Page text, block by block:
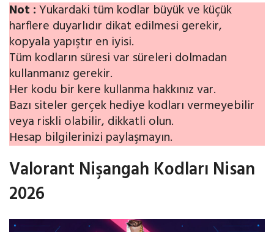
Not :Yukardaki tüm kodlar büyük ve küçük
harflere duyarlıdır dikat edilmesi gerekir,
kopyala yapıştır en iyisi.
Tüm kodların süresi var süreleri dolmadan
kullanmanız gerekir.
Her kodu bir kere kullanma hakkınız var.
Bazı siteler gerçek hediye kodları vermeyebilir
veya riskli olabilir, dikkatli olun.
Hesap bilgilerinizi paylaşmayın.
Valorant Nişangah Kodları Nisan
2026